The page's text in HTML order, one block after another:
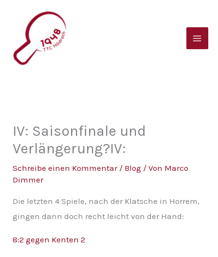
springen
IV: Saisonfinale und
Verlängerung?IV:
Schreibe einen Kommentar / Blog / Von Marco
Dimmer
Die letzten 4 Spiele, nach der Klatsche in Horrem,
gingen dann doch recht leicht von der Hand:
8:2 gegen Kenten 2
t
c
i
v